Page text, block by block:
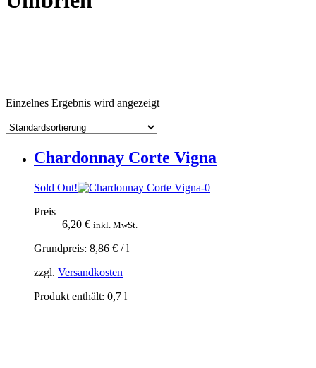
Einzelnes Ergebnis wird angezeigt
Chardonnay Corte Vigna
Sold Out!
Preis
6,20 € inkl. MwSt.
Grundpreis: 8,86 € /l
zzgl. Versandkosten
Produkt enthält: 0,7 l